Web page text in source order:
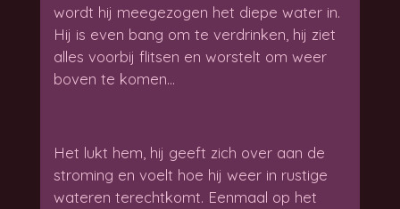
wordt hij meegezogen het diepe water in.
Hij is even bang om te verdrinken, hij ziet
alles voorbij flitsen en worstelt om weer
boven te komen…
Het lukt hem, hij geeft zich over aan de
stroming en voelt hoe hij weer in rustige
wateren terechtkomt. Eenmaal op het